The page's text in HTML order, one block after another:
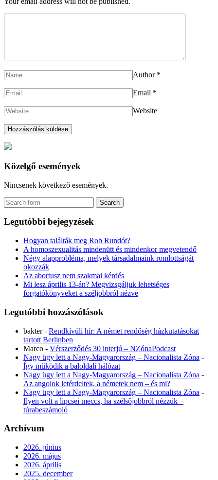
Author *
Email *
Website
Közelgő események
Nincsenek következő események.
Legutóbbi bejegyzések
Hogyan találták meg Rob Rundót?
A homoszexualitás mindenütt és mindenkor megvetendő
Négy alapprobléma, melyek társadalmaink romlottságát
okozzák
Az abortusz nem szakmai kérdés
Mi lesz április 13-án? Megvizsgáljuk lehetséges
forgatókönyveket a széljobbról nézve
Legutóbbi hozzászólások
bakter- Rendkívüli hír: A német rendőség házkutatásokat
tartott Berlinben
Marco - Vérszerződés 30 interjú – NZónaPodcast
Nagy ügy lett a Nagy-Magyarország – Nacionalista Zóna -
Így működik a baloldali hálózat
Nagy ügy lett a Nagy-Magyarország – Nacionalista Zóna -
Az angolok letérdeltek, a németek nem – és mi?
Nagy ügy lett a Nagy-Magyarország – Nacionalista Zóna -
Ilyen volt a lipcsei meccs, ha szélsőjobbról nézzük –
túrabeszámoló
Archívum
2026. június
2026. május
2026. április
2025. december